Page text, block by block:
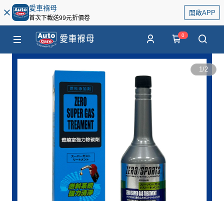
愛車褓母
首次下載送99元折價卷
開啟APP
0
1/2